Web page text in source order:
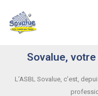
Sovalue,
L’ASBL Sovalue, c’est,